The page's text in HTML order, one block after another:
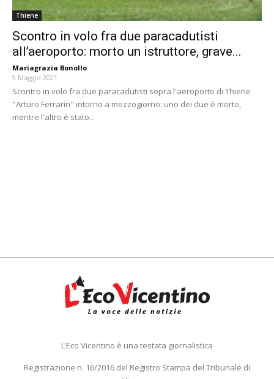
Thiene
Scontro in volo fra due paracadutisti
all’aeroporto: morto un istruttore, grave...
Mariagrazia Bonollo -
9 Maggio 2021
Scontro in volo fra due paracadutisti sopra l'aeroporto di Thiene
"Arturo Ferrarin" intorno a mezzogiorno: uno dei due è morto,
mentre l'altro è stato...
L’Eco Vicentino è una testata giornalistica
Registrazione n. 16/2016 del Registro Stampa del Tribunale di